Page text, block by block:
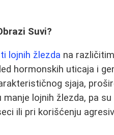
Suvi?
lojnih žlezda na različitim
hormonskih uticaja i
sjaja,
lojnih žlezda, pa su
ili pri korišćenju